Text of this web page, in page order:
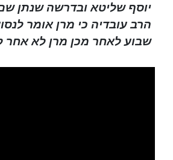
יוסף שליטא ובדרשה שנתן
הרב עובדיה כי מרן אומר
שבוע לאחר מכן מרן לא אחר